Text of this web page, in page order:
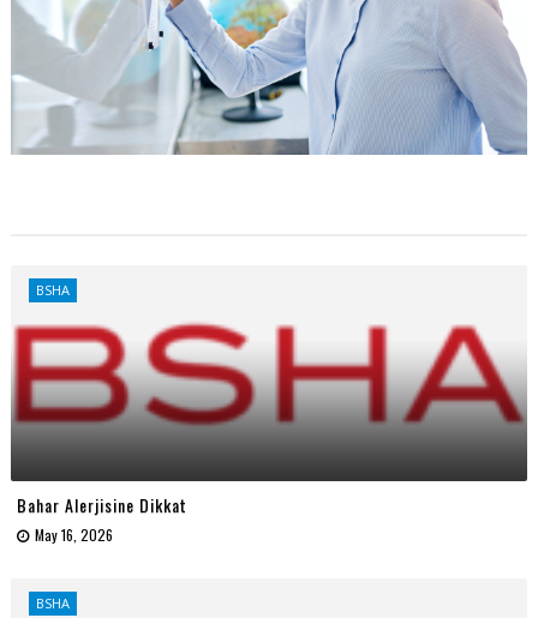
BSHA
Bahar Alerjisine Dikkat
May 16, 2026
BSHA